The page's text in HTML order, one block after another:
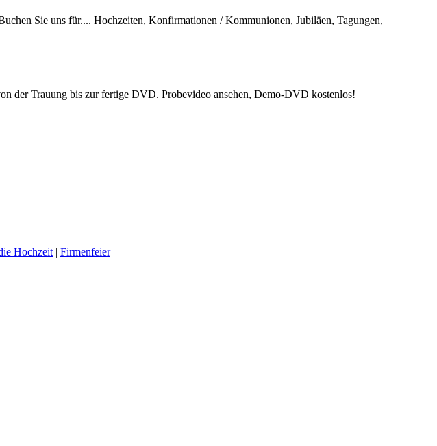
Sie uns für.... Hochzeiten, Konfirmationen / Kommunionen, Jubiläen, Tagungen,
der Trauung bis zur fertige DVD. Probevideo ansehen, Demo-DVD kostenlos!
Hochzeit | Firmenfeier